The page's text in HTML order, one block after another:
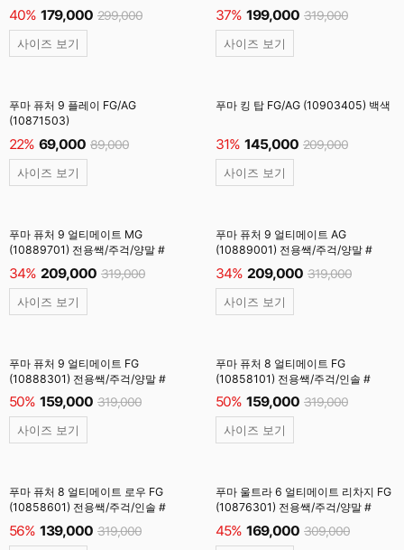
40% 179,000 299,000
사이즈 보기
37% 199,000 319,000
사이즈 보기
푸마 퓨처 9 플레이 FG/AG
(10871503)
22% 69,000 89,000
사이즈 보기
푸마 킹 탑 FG/AG (10903405) 백색
31% 145,000 209,000
사이즈 보기
푸마 퓨처 9 얼티메이트 MG
(10889701) 전용쌕/주걱/양말 #
34% 209,000 319,000
사이즈 보기
푸마 퓨처 9 얼티메이트 AG
(10889001) 전용쌕/주걱/양말 #
34% 209,000 319,000
사이즈 보기
푸마 퓨처 9 얼티메이트 FG
(10888301) 전용쌕/주걱/양말 #
50% 159,000 319,000
사이즈 보기
푸마 퓨처 8 얼티메이트 FG
(10858101) 전용쌕/주걱/인솔 #
50% 159,000 319,000
사이즈 보기
푸마 퓨처 8 얼티메이트 로우 FG
(10858601) 전용쌕/주걱/인솔 #
56% 139,000 319,000
푸마 울트라 6 얼티메이트 리차지 FG
(10876301) 전용쌕/주걱/양말 #
45% 169,000 309,000